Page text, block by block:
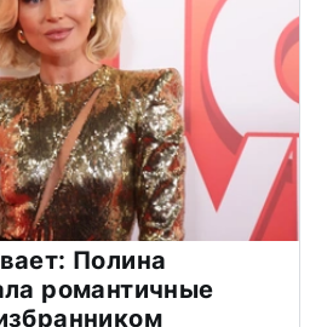
Полина
романтичные